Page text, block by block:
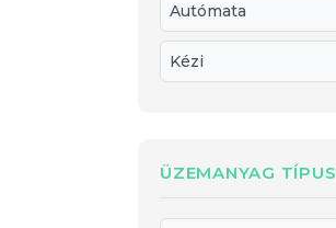
Autómata
Kézi
ÜZEMANYAG TÍPUS